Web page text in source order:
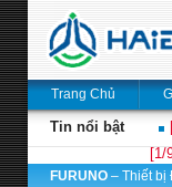
Trang Chủ
Tin nổi bật
[1/
FURUNO – Thiết bị